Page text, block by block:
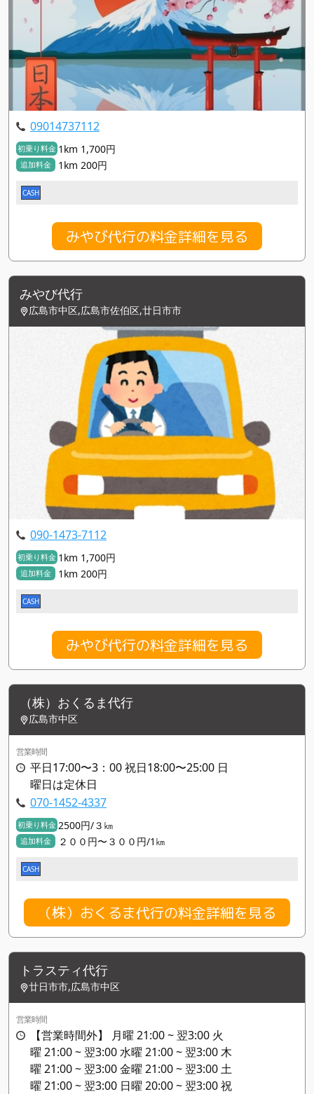
09014737112
初乗り料金 1km 1,700円
追加料金 1km 200円
CASH
みやび代行の料金詳細を見る
みやび代行
広島市中区,広島市佐伯区,廿日市市
090-1473-7112
初乗り料金 1km 1,700円
追加料金 1km 200円
CASH
みやび代行の料金詳細を見る
（株）おくるま代行
広島市中区
営業時間
平日17:00〜3：00 祝日18:00〜25:00 日
曜日は定休日
070-1452-4337
初乗り料金 2500円/３㎞
追加料金 ２００円〜３００円/1㎞
CASH
（株）おくるま代行の料金詳細を見る
トラスティ代行
廿日市市,広島市中区
営業時間
【営業時間外】 月曜 21:00 ~ 翌3:00 火
曜 21:00 ~ 翌3:00 水曜 21:00 ~ 翌3:00 木
曜 21:00 ~ 翌3:00 金曜 21:00 ~ 翌3:00 土
曜 21:00 ~ 翌3:00 日曜 20:00 ~ 翌3:00 祝